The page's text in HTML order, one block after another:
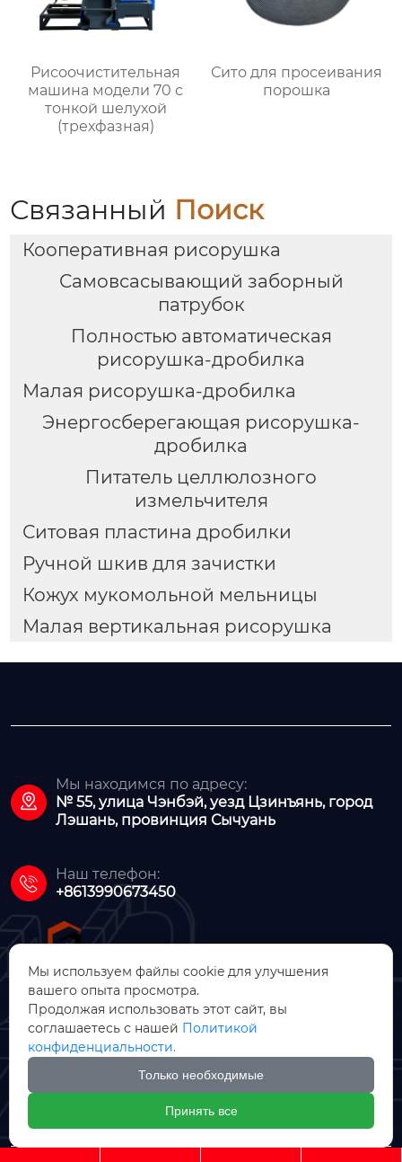
Рисоочистительная
машина модели 70 с
тонкой шелухой
(трехфазная)
Сито для просеивания
порошка
Связанный Поиск
Кооперативная рисорушка
Самовсасывающий заборный
патрубок
Полностью автоматическая
рисорушка-дробилка
Малая рисорушка-дробилка
Энергосберегающая рисорушка-
дробилка
Питатель целлюлозного
измельчителя
Ситовая пластина дробилки
Ручной шкив для зачистки
Кожух мукомольной мельницы
Малая вертикальная рисорушка

Мы находимся по адресу:
№ 55, улица Чэнбэй, уезд Цзинъянь, город
Лэшань, провинция Сычуань

Наш телефон:
+8613990673450
ООО Цзинъянь Чжунсинь
Машинное Производство

Мы используем файлы cookie для улучшения
вашего опыта просмотра.
Продолжая использовать этот сайт, вы
соглашаетесь с нашей Политикой
конфиденциальности.
Только необходимые
Принять все